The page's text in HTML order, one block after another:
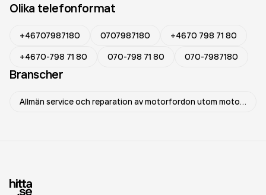
Olika telefonformat
+46707987180 0707987180
+4670 798 71 80
+4670-798 71 80
070-798 71 80 070-7987180
Branscher
Allmän service och reparation av motorfordon utom motorcyklar